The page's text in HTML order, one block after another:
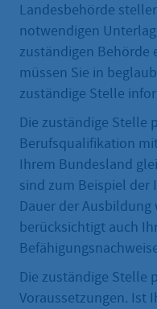
Landesbehörde
notwendigen
zuständigen Behörde
müssen Sie in
zuständige Stelle
Die zuständige Stelle
Berufsqualifikation
Ihrem Bundesland
sind zum Beispiel
Dauer der
berücksichtigt auch
Die zuständige Stelle
Voraussetzungen. Ist